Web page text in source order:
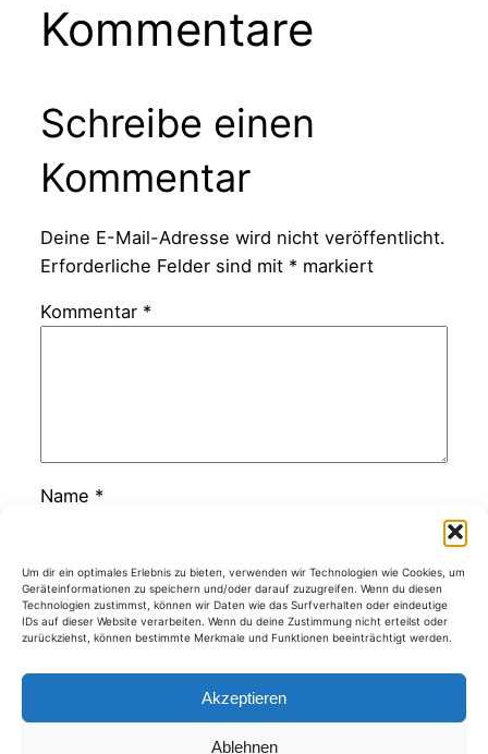
Um dir ein optimales Erlebnis zu bieten, verwenden wir Technologien wie Cookies, um
Geräteinformationen zu speichern und/oder darauf zuzugreifen. Wenn du diesen
Technologien zustimmst, können wir Daten wie das Surfverhalten oder eindeutige
IDs auf dieser Website verarbeiten. Wenn du deine Zustimmung nicht erteilst oder
zurückziehst, können bestimmte Merkmale und Funktionen beeinträchtigt werden.
Akzeptieren
Ablehnen
Kommentare
Schreibe einen
Kommentar
Deine E-Mail-Adresse wird nicht veröffentlicht.
Erforderliche Felder sind mit *markiert
Kommentar *
Name *
E-Mail-Adresse*
Website